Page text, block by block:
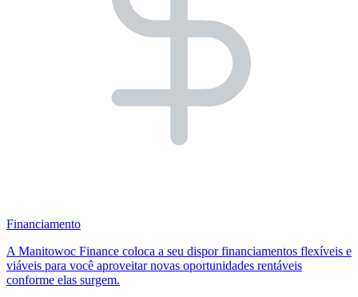
Financiamento
A Manitowoc Finance coloca a seu dispor financiamentos flexíveis e
viáveis para você aproveitar novas oportunidades rentáveis
conforme elas surgem.